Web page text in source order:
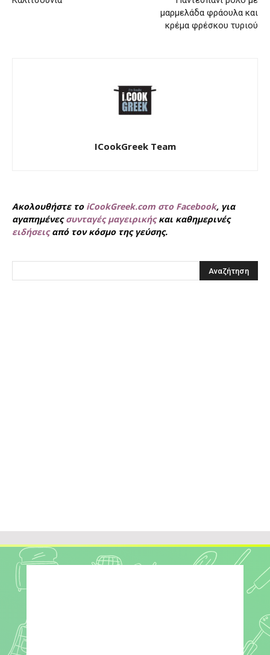
μαρμελάδα φράουλα και
κρέμα φρέσκου τυριού
ICookGreek Team
Ακολουθήστε το iCookGreek.com στο Facebook, για
αγαπημένεςσυνταγές μαγειρικήςκαι καθημερινές
ειδήσειςαπό τον κόσμο της γεύσης.